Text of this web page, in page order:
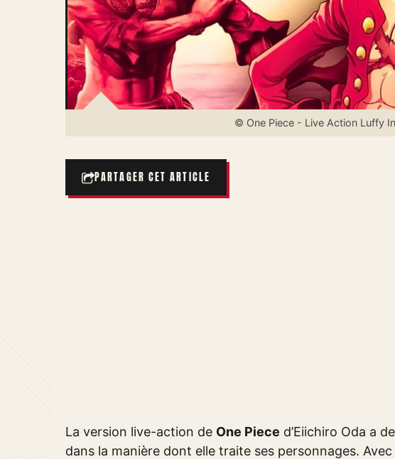
© One Piece - Live Action Luffy
PARTAGER CET ARTICLE
La version live-action de One Piece d’Eiichiro Oda a
dans la manière dont elle traite ses personnages.